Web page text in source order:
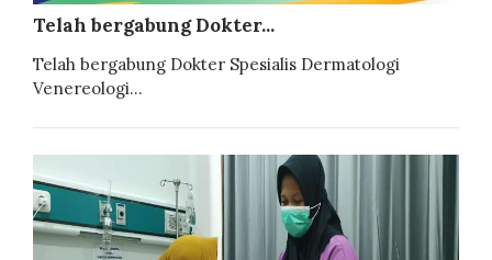
Telah bergabung Dokter...
Telah bergabung Dokter Spesialis Dermatologi
Venereologi...